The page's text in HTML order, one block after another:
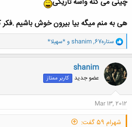
هی به منم میگه بیا بیرون خوش باشیم
و
ا
ک
ن
ش
ه
ا
ستاره67 ,
shanim و*سهیلا*
shanim
عضو جدید کاربر ممتاز
Mar 13, 2012
شهرام 59 گفت: